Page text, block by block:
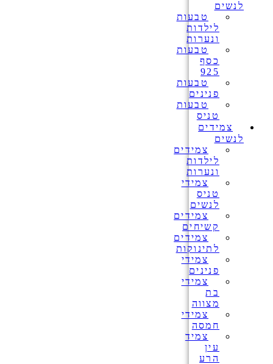
לנשים
טבעות
לילדות
ונערות
טבעות
כסף
925
טבעות
פנינים
טבעות
טניס
צמידים
לנשים
צמידים
לילדות
ונערות
צמידי
טניס
לנשים
צמידים
קשיחים
צמידים
לתינוקות
צמידי
פנינים
צמידי
בת
מצווה
צמידי
חמסה
צמיד
עין
הרע